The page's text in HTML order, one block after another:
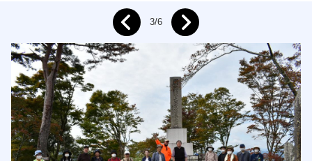
Prev 3/6 Next